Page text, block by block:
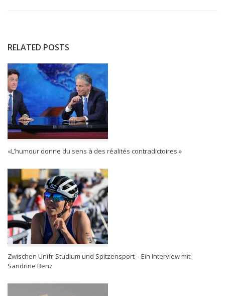
RELATED POSTS
«L’humour donne du sens à des réalités contradictoires.»
Zwischen Unifr-Studium und Spitzensport – Ein Interview mit
Sandrine Benz